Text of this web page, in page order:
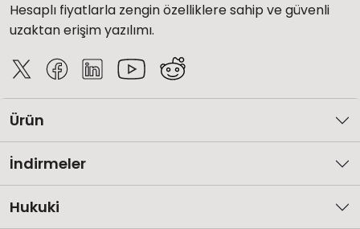
Hesaplı fiyatlarla zengin özelliklere sahip ve güvenli
uzaktan erişim yazılımı.
Ürün
İndirmeler
Hukuki